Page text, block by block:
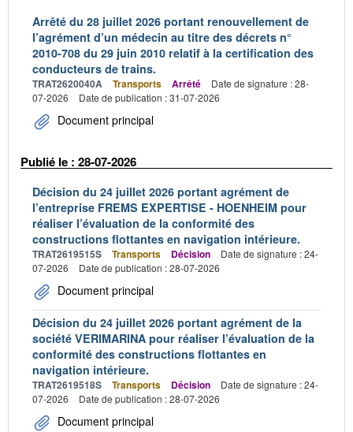
Arrêté du 28 juillet 2026 portant renouvellement de
l’agrément d’un médecin au titre des décrets n°
2010-708 du 29 juin 2010 relatif à la certification des
conducteurs de trains.
TRAT2620040A Transports Arrêté
Date de signature : 28-
07-2026
Date de publication : 31-07-2026
Document principal
Publié le : 28-07-2026
Décision du 24 juillet 2026 portant agrément de
l’entreprise FREMS EXPERTISE - HOENHEIM pour
réaliser l’évaluation de la conformité des
constructions flottantes en navigation intérieure.
TRAT2619515S Transports Décision
Date de signature : 24-
07-2026
Date de publication : 28-07-2026
Document principal
Décision du 24 juillet 2026 portant agrément de la
société VERIMARINA pour réaliser l’évaluation de la
conformité des constructions flottantes en
navigation intérieure.
TRAT2619518S Transports Décision
Date de signature : 24-
07-2026
Date de publication : 28-07-2026
Document principal